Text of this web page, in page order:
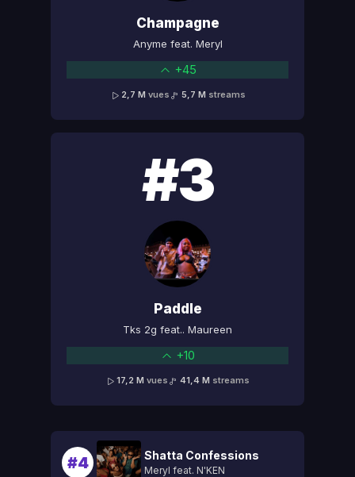
Champagne
Anyme feat. Meryl
+45
2,7 M vues 5,7 M streams
#3
Paddle
Tks 2g feat.. Maureen
+10
17,2 M vues 41,4 M streams
#4 Shatta Confessions
Meryl feat. N'KEN